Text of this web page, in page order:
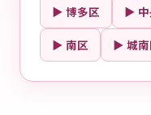
▶ 博多区 ▶ 中
▶ 南区 ▶ 城南